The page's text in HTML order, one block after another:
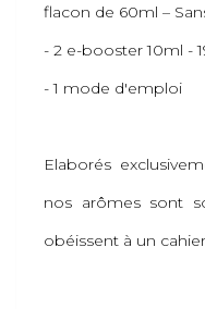
flacon de 60ml –
- 2 e-booster 10ml -
- 1 mode d'emploi
Elaborés
nos arômes sont
obéissent à un